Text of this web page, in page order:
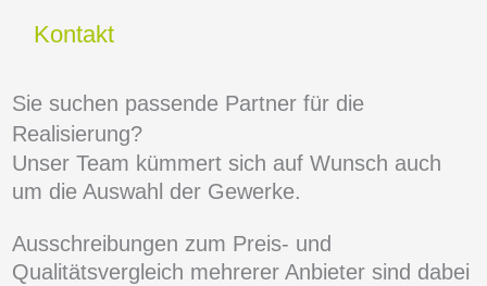
Kontakt
Sie suchen passende Partner für die
Realisierung?
Unser Team kümmert sich auf Wunsch auch
um die Auswahl der Gewerke.
Ausschreibungen zum Preis- und
Qualitätsvergleich mehrerer Anbieter sind dabei